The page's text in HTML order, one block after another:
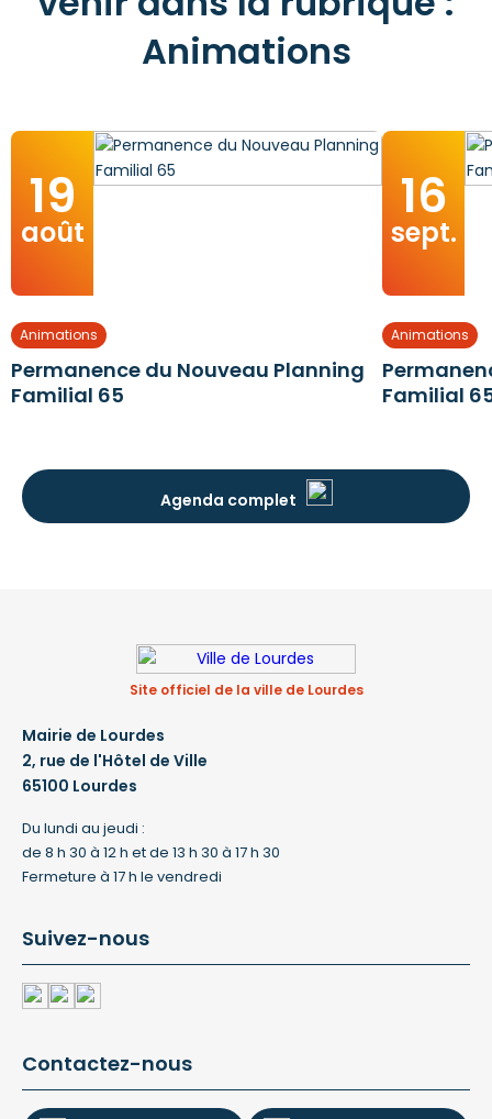
Animations
19
août
Animations
Permanence du Nouveau Planning
Familial 65
16
sept.
Animations
Familial
Agenda complet
Site officiel de la ville de Lourdes
Mairie de Lourdes
2, rue de l'Hôtel de Ville
65100 Lourdes
Du lundi au jeudi :
de 8 h 30 à 12 h et de 13 h 30 à 17 h 30
Fermeture à 17 h le vendredi
Suivez-nous
Contactez-nous